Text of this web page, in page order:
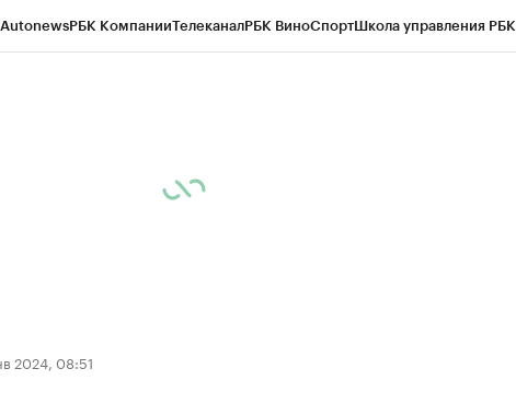
AutonewsРБК КомпанииТелеканалРБК ВиноСпортШкола управления РБК
2024, 08:51